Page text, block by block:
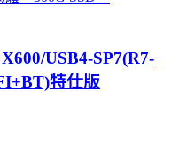
USB4-SP7(R7-
特仕版